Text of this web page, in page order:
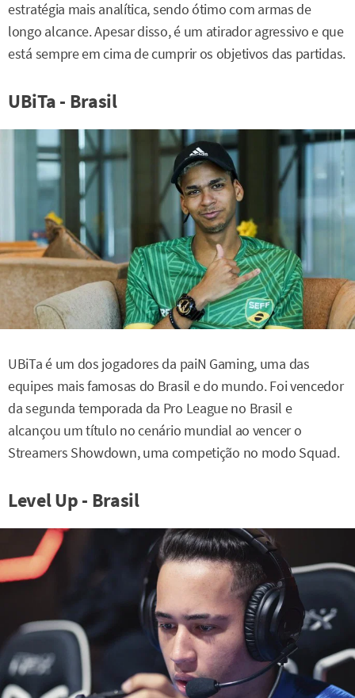
estratégia mais analítica, sendo ótimo com armas de
longo alcance. Apesar disso, é um atirador agressivo e que
está sempre em cima de cumprir os objetivos das partidas.
UBiTa - Brasil
UBiTa é um dos jogadores da paiN Gaming, uma das
equipes mais famosas do Brasil e do mundo. Foi vencedor
da segunda temporada da Pro League no Brasil e
alcançou um título no cenário mundial ao vencer o
Streamers Showdown, uma competição no modo Squad.
Level Up - Brasil